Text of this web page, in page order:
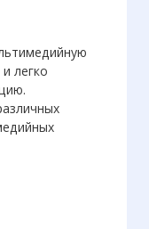
легко